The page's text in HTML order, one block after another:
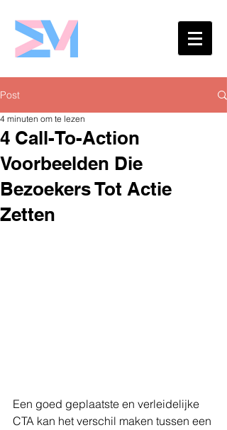
Post
4 Call-To-Action
Voorbeelden Die
Bezoekers Tot Actie
Zetten
4 minuten om te lezen
Een goed geplaatste en verleidelijke
CTA kan het verschil maken tussen een